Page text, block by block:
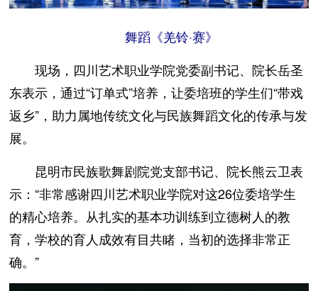
舞蹈《羌铃·赛》
现场，四川艺术职业学院党委副书记、院长岳圣
东表示，通过“订单式”培养，让委培班的学生们“带戏
返乡”，助力属地传统文化与民族舞蹈文化的传承与发
展。
昆明市民族歌舞剧院党支部书记、院长熊云卫表
示：“非常感谢四川艺术职业学院对这26位委培学生
的精心培养。从扎实的基本功训练到立德树人的教
育，学校的育人成效有目共睹，当初的选择非常正
确。”